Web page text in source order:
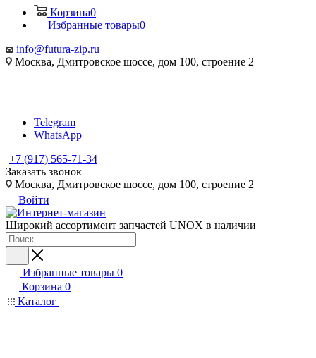
Корзина0
Избранные товары0
info@futura-zip.ru
Москва, Дмитровское шоссе, дом 100, строение 2
Telegram
WhatsApp
+7 (917) 565-71-34
Заказать звонок
Москва, Дмитровское шоссе, дом 100, строение 2
Войти
Широкий ассортимент запчастей UNOX в наличии
Избранные товары 0
Корзина 0
Каталог